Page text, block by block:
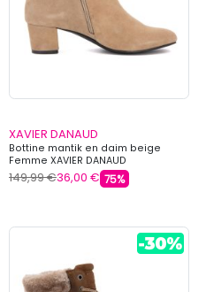
XAVIER DANAUD
Bottine mantik en daim beige
Femme XAVIER DANAUD
149,99 €36,00 € 75%